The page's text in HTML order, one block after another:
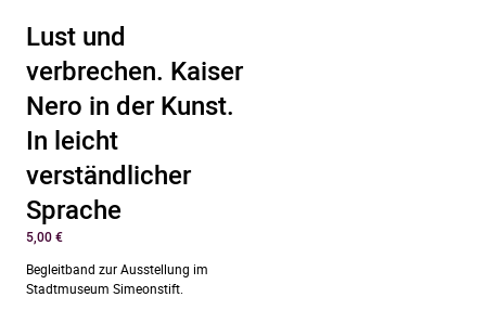
Lust und
verbrechen. Kaiser
Nero in der Kunst.
In leicht
verständlicher
Sprache
5,00€
Begleitband zur Ausstellung im
Stadtmuseum Simeonstift.